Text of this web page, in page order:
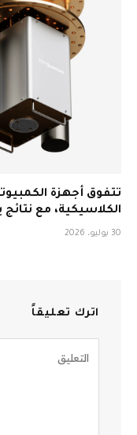
تتفوق أجهزة
الكلاسيكية، مع
30 يوليو، 2026
اترك تعليقاً